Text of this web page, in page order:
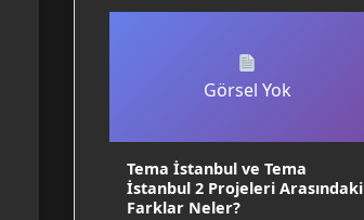
Görsel Yok
Tema İstanbul ve Tema
İstanbul 2 Projeleri Arasındaki
Farklar Neler?